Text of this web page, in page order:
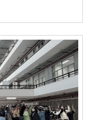
ช สาริณีสิริพัชร มหา
ยศสุขนักศึกษาที่เข้า
า ครั้งละ 8 ชั่วโมง-
โลหิต จำนวน 95 คน
63 คน ( 28,350 CC.)